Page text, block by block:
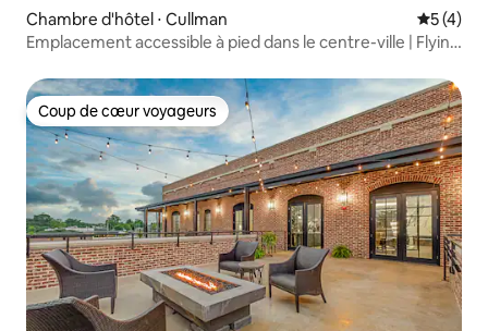
Chambre d'hôtel ⋅ Cullman
5 (4)
Emplacement accessible à pied dans le centre-ville | Flying
Coup de cœur voyageurs
Coup de cœur voyageurs